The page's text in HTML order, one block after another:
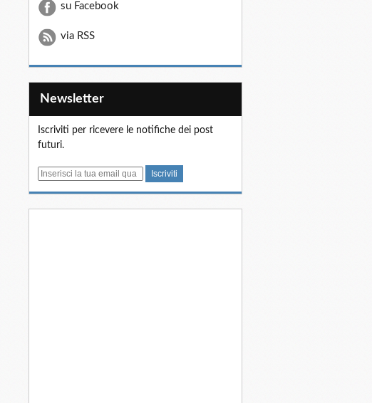
su Facebook
via RSS
Newsletter
Iscriviti per ricevere le notifiche dei post
futuri.